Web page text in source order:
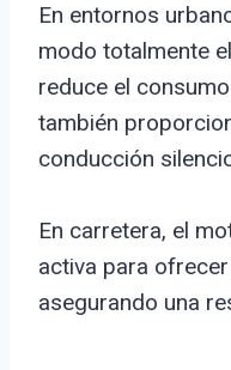
En entornos
modo totalmente
reduce el
también
conducción
En carretera, el
activa para
asegurando una